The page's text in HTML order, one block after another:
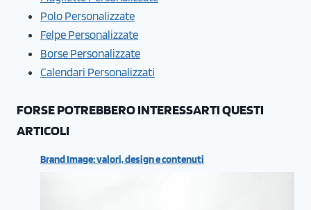
Polo Personalizzate
Felpe Personalizzate
Borse Personalizzate
Calendari Personalizzati
FORSE POTREBBERO INTERESSARTI QUESTI
ARTICOLI
Brand Image: valori, design e contenuti